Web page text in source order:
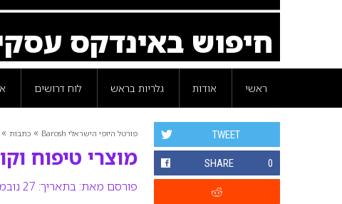
חיפוש באינדקס
ראשי אודות גלריות בראש לוח דרושים
פורטל היופי הישראלי Barosh » כתבות »
מוצרי טיפוח
פורסם מאת: בתאריך: 27 נובמבר 2013
TWEET
SHARE 0